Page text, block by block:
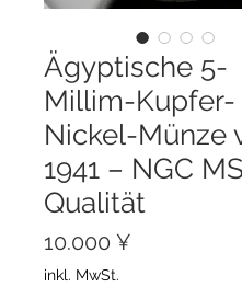
Ägyptische 5-
Millim-Kupfer-
Nickel-Münze
1941 – NGC
Qualität
10.000 ¥
inkl. MwSt.